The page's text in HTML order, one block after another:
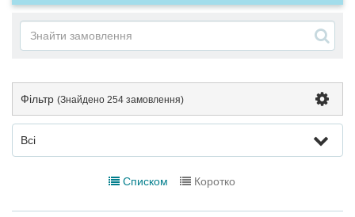
Фільтр (Знайдено 254 замовлення)
Всі
Списком Коротко